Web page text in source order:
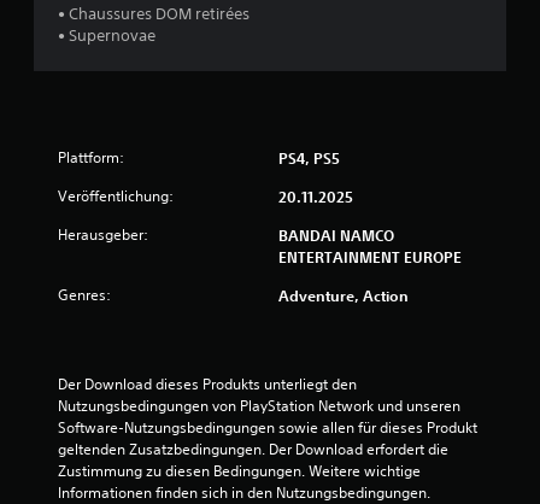
t
e
• Chaussures DOM retirées
• Supernovae
Plattform: PS4, PS5
Veröffentlichung: 20.11.2025
Herausgeber:
BANDAI NAMCO
ENTERTAINMENT EUROPE
Genres: Adventure, Action
Der Download dieses Produkts unterliegt den
Nutzungsbedingungen von PlayStation Network und unseren
Software-Nutzungsbedingungen sowie allen für dieses Produkt
geltenden Zusatzbedingungen. Der Download erfordert die
Zustimmung zu diesen Bedingungen. Weitere wichtige
Informationen finden sich in den Nutzungsbedingungen.